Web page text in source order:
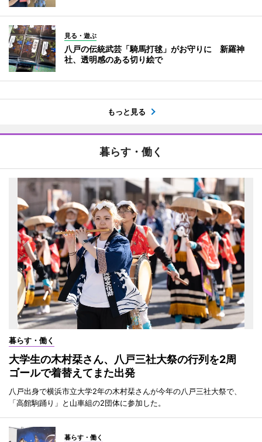
見る・遊ぶ
八戸の伝統武芸「騎馬打毬」がお守りに 新羅神
社、透明感のある切り絵で
もっと見る
暮らす・働く
暮らす・働く
大学生の木村栞さん、八戸三社大祭の行列を2周
ゴールで着替えてまた出発
八戸出身で横浜市立大学2年の木村栞さんが今年の八戸三社大祭で、
「高館駒踊り」と山車組の2団体に参加した。
暮らす・働く